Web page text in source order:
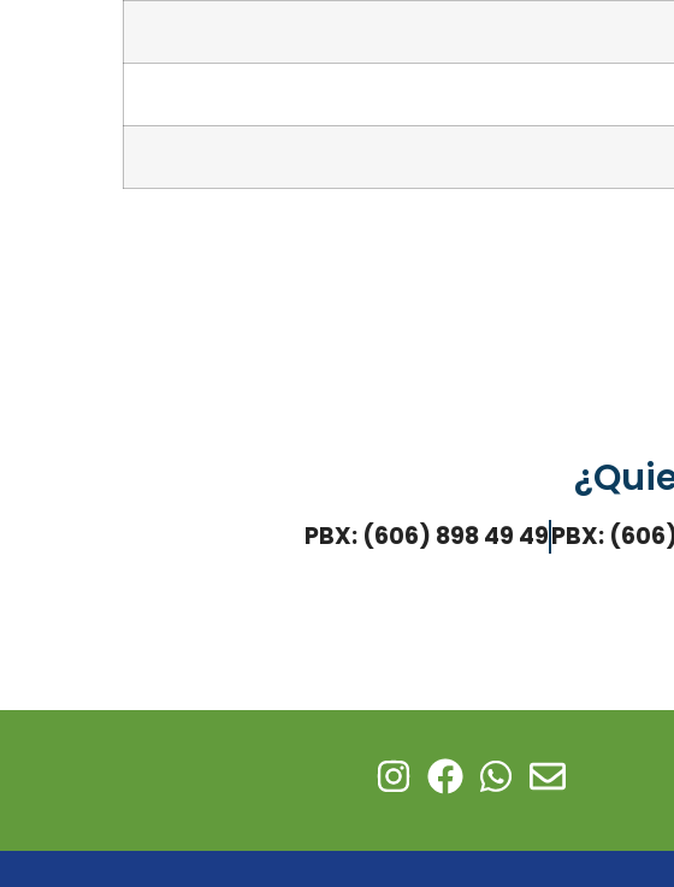
PBX: (606) 898 49 49PBX: